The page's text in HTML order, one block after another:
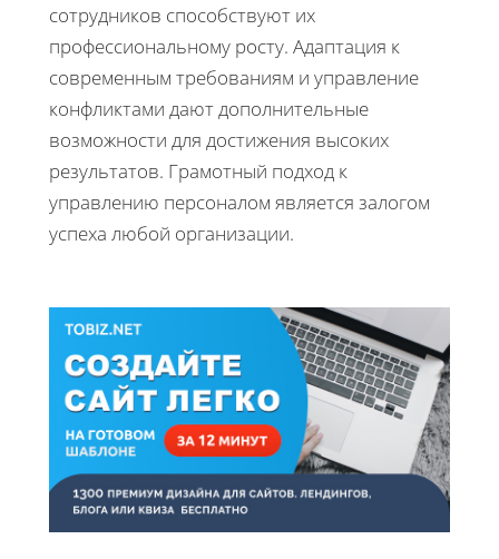
сотрудников способствуют их
профессиональному росту. Адаптация к
современным требованиям и управление
конфликтами дают дополнительные
возможности для достижения высоких
результатов. Грамотный подход к
управлению персоналом является залогом
успеха любой организации.